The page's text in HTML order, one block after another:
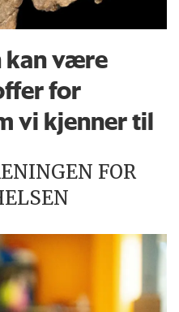
kan være
for
vi kjenner til
FOR